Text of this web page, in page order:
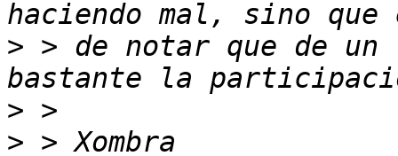
> > de notar que de un
>
>